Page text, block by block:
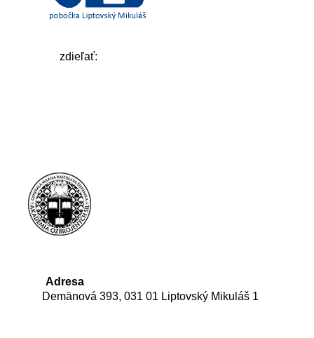
zdieľať:
Adresa
Demänová 393, 031 01 Liptovský Mikuláš 1